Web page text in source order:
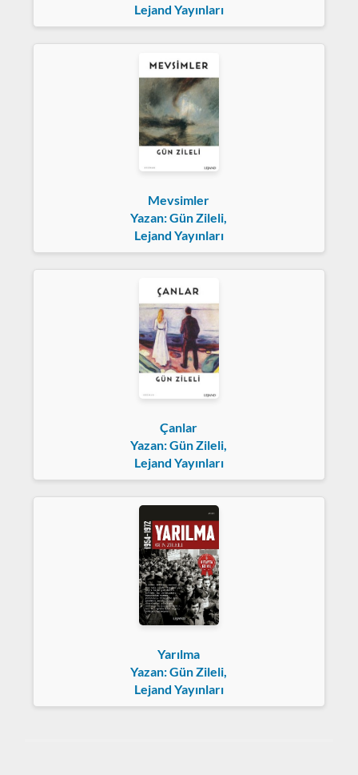
Lejand Yayınları
Mevsimler
Yazan: Gün Zileli,
Lejand Yayınları
Çanlar
Yazan: Gün Zileli,
Lejand Yayınları
Yarılma
Yazan: Gün Zileli,
Lejand Yayınları